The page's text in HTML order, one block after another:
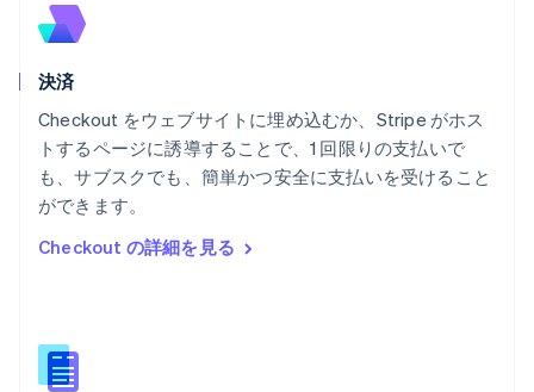
決済
Checkout をウェブサイトに埋め込むか、Stripe がホス
トするページに誘導することで、1 回限りの支払いで
も、サブスクでも、簡単かつ安全に支払いを受けること
ができます。
Checkout の詳細を見る
Français
ブルガリア
ベルギー
ポーランド
English
ポルトガル
Português
English
Español
ラトビア